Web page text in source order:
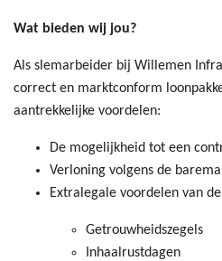
Wat bieden wij jou?
Als slemarbeider bij Willemen
correct en marktconform
aantrekkelijke voordelen:
De mogelijkheid tot een
Verloning volgens de
Extralegale voordelen van
Getrouwheidszegels
Inhaalrustdagen